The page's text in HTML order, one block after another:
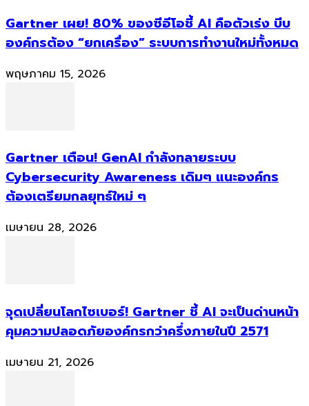
Gartner เผย! 80% ของซีอีโอชี้ AI คือตัวเร่ง บีบ
องค์กรต้อง “ยกเครื่อง” ระบบการทำงานใหม่ทั้งหมด
พฤษภาคม 15, 2026
Gartner เตือน! GenAI กำลังทลายระบบ
Cybersecurity Awareness เดิมๆ แนะองค์กร
ต้องเตรียมกลยุทธ์ใหม่ ๆ
เมษายน 28, 2026
จุดเปลี่ยนโลกไซเบอร์! Gartner ชี้ AI จะเป็นด่านหน้า
คุมความปลอดภัยองค์กรกว่าครึ่งภายในปี 2571
เมษายน 21, 2026